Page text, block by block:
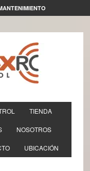
TIENDA
NOSOTROS
UBICACIÓN